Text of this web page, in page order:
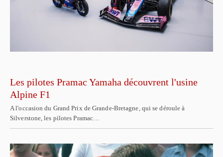
Les pilotes Pramac Yamaha découvrent l'usine
Alpine F1
A l'occasion du Grand Prix de Grande-Bretagne, qui se déroule à
Silverstone, les pilotes Pramac…